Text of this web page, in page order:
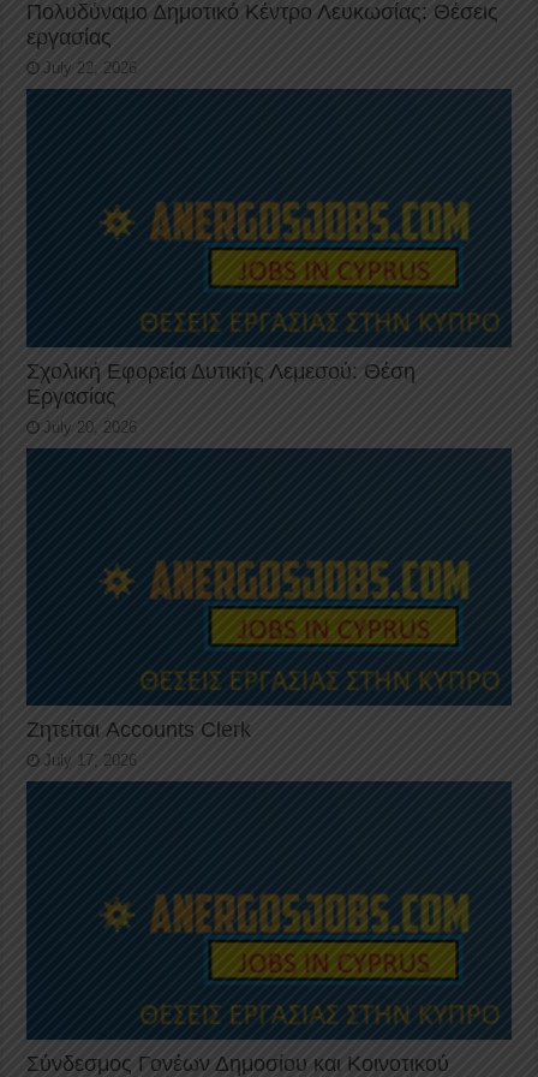
Πολυδύναμο Δημοτικό Κέντρο Λευκωσίας: Θέσεις
εργασίας
July 22, 2026
Σχολική Εφορεία Δυτικής Λεμεσού: Θέση
Εργασίας
July 20, 2026
Ζητείται Accounts Clerk
July 17, 2026
Σύνδεσμος Γονέων Δημοσίου και Κοινοτικού